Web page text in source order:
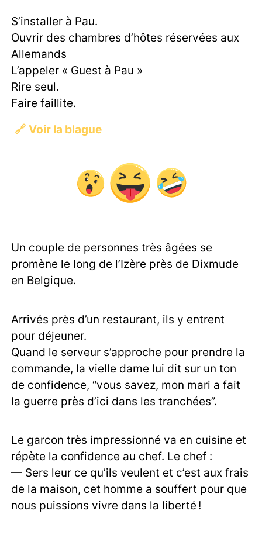
S’installer à Pau.
Ouvrir des chambres d’hôtes réservées aux
Allemands
L’appeler « Guest à Pau »
Rire seul.
Faire faillite.
🔗 Voir la blague
Un couple de personnes très âgées se
promène le long de l’Izère près de Dixmude
en Belgique.
Arrivés près d’un restaurant, ils y entrent
pour déjeuner.
Quand le serveur s’approche pour prendre la
commande, la vielle dame lui dit sur un ton
de confidence, “vous savez, mon mari a fait
la guerre près d’ici dans les tranchées”.
Le garcon très impressionné va en cuisine et
répète la confidence au chef. Le chef :
— Sers leur ce qu’ils veulent et c’est aux frais
de la maison, cet homme a souffert pour que
nous puissions vivre dans la liberté !